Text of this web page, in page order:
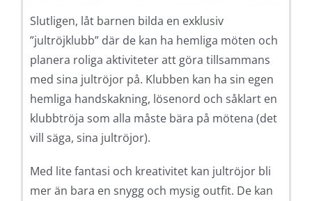
Slutligen, låt barnen bilda en exklusiv
”jultröjklubb” där de kan ha hemliga möten och
planera roliga aktiviteter att göra tillsammans
med sina jultröjor på. Klubben kan ha sin egen
hemliga handskakning, lösenord och såklart en
klubbtröja som alla måste bära på mötena (det
vill säga, sina jultröjor).
Med lite fantasi och kreativitet kan jultröjor bli
mer än bara en snygg och mysig outfit. De kan